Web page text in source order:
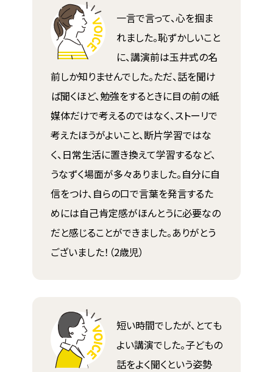
一言で言って、心を掴ま
れました。恥ずかしいこと
に、講演前は玉井式の名
前しか知りませんでした。ただ、話を聞け
ば聞くほど、勉強をするときに目の前の紙
媒体だけで考えるのではなく、ストーリで
考えたほうがよいこと、断片学習ではな
く、日常生活に置き換えて学習するなど、
うなずく場面が多々ありました。自分に自
信をつけ、自らの口で言葉を発言するた
めには自己肯定感がほんとうに必要なの
だと感じることができました。ありがとう
ございました！（2歳児）
短い時間でしたが、とても
よい講演でした。子どもの
話をよく聞くという姿勢